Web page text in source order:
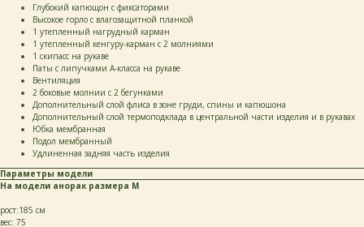
Глубокий капющон с фиксаторами
Высокое горло с влагозащитной планкой
1 утепленный нагрудный карман
1 утепленный кенгуру-карман с 2 молниями
1 скипасс на рукаве
Паты с липучками А-класса на рукаве
Вентиляция
2 боковые молнии с 2 бегунками
Дополнительный слой флиса в зоне груди, спины и капюшона
Дополнительный слой термоподклада в центральной части изделия и в рукавах
Юбка мембранная
Подол мембранный
Удлиненная задняя часть изделия
Параметры модели
На модели анорак размера М
рост:185 см
вес: 75